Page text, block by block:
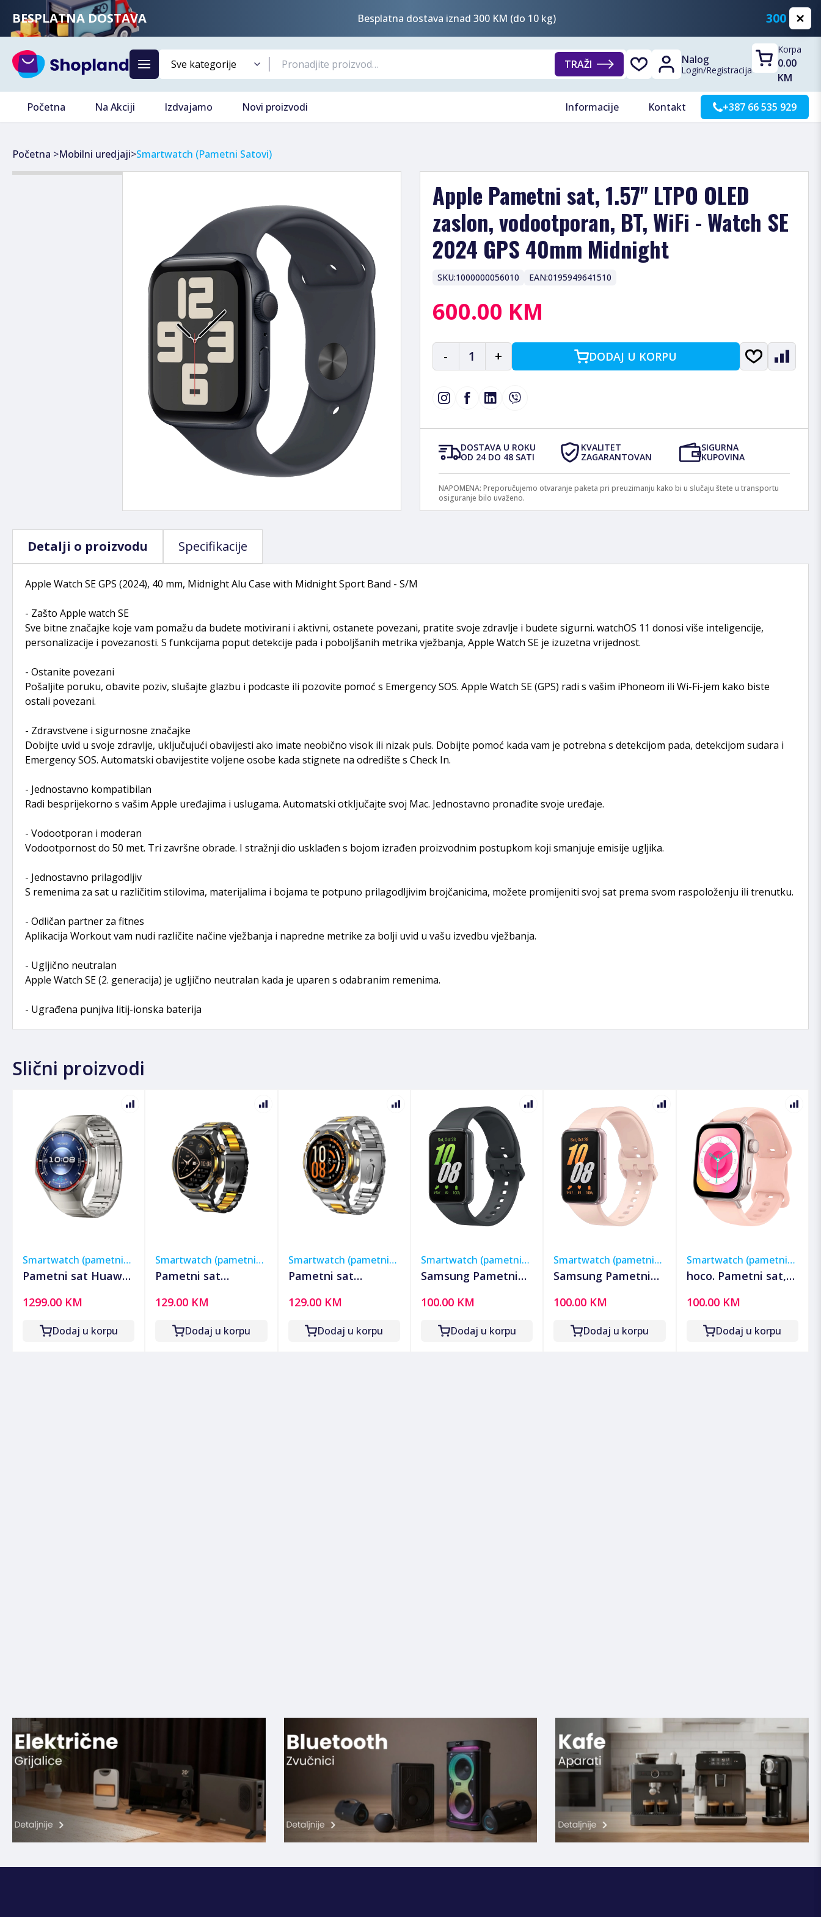
BESPLATNA DOSTAVA Besplatna dostava iznad 300 KM (do 10 kg) 300 KM
TRAŽI Nalog
Login/Registracija
Korpa
0.00
KM
Početna Na Akciji Izdvajamo Novi proizvodi Informacije Kontakt +387 66 535 929
Početna >Mobilni uredjaji>Smartwatch (pametni Satovi)
Apple Pametni sat, 1.57" LTPO OLED
zaslon, vodootporan, BT, WiFi - Watch SE
2024 GPS 40mm Midnight
SKU:1000000056010 EAN:0195949641510
600.00 KM
- 1 + DODAJ U KORPU
DOSTAVA U ROKU
OD 24 DO 48 SATI
KVALITET
ZAGARANTOVAN
SIGURNA
KUPOVINA
NAPOMENA: Preporučujemo otvaranje paketa pri preuzimanju kako bi u slučaju štete u transportu
osiguranje bilo uvaženo.
Detalji o proizvodu Specifikacije
Apple Watch SE GPS (2024), 40 mm, Midnight Alu Case with Midnight Sport Band - S/M
- Zašto Apple watch SE
Sve bitne značajke koje vam pomažu da budete motivirani i aktivni, ostanete povezani, pratite svoje zdravlje i budete sigurni. watchOS 11 donosi više inteligencije,
personalizacije i povezanosti. S funkcijama poput detekcije pada i poboljšanih metrika vježbanja, Apple Watch SE je izuzetna vrijednost.
- Ostanite povezani
Pošaljite poruku, obavite poziv, slušajte glazbu i podcaste ili pozovite pomoć s Emergency SOS. Apple Watch SE (GPS) radi s vašim iPhoneom ili Wi-Fi-jem kako biste
ostali povezani.
- Zdravstvene i sigurnosne značajke
Dobijte uvid u svoje zdravlje, uključujući obavijesti ako imate neobično visok ili nizak puls. Dobijte pomoć kada vam je potrebna s detekcijom pada, detekcijom sudara i
Emergency SOS. Automatski obavijestite voljene osobe kada stignete na odredište s Check In.
- Jednostavno kompatibilan
Radi besprijekorno s vašim Apple uređajima i uslugama. Automatski otključajte svoj Mac. Jednostavno pronađite svoje uređaje.
- Vodootporan i moderan
Vodootpornost do 50 met. Tri završne obrade. I stražnji dio usklađen s bojom izrađen proizvodnim postupkom koji smanjuje emisije ugljika.
- Jednostavno prilagodljiv
S remenima za sat u različitim stilovima, materijalima i bojama te potpuno prilagodljivim brojčanicima, možete promijeniti svoj sat prema svom raspoloženju ili trenutku.
- Odličan partner za fitnes
Aplikacija Workout vam nudi različite načine vježbanja i napredne metrike za bolji uvid u vašu izvedbu vježbanja.
- Ugljično neutralan
Apple Watch SE (2. generacija) je ugljično neutralan kada je uparen s odabranim remenima.
- Ugrađena punjiva litij-ionska baterija
Slični proizvodi
Smartwatch (pametni
satovi)
Pametni sat Huawei
46mm Titanium
1299.00 KM
Dodaj u korpu
Smartwatch (pametni
satovi)
Pametni sat
Black
129.00 KM
Dodaj u korpu
Smartwatch (pametni
satovi)
Pametni sat
Silver
129.00 KM
Dodaj u korpu
Smartwatch (pametni
satovi)
Samsung Pametni
vodootporan, WiFi,
BT, 208 mAh -
100.00 KM
Dodaj u korpu
Smartwatch (pametni
satovi)
Samsung Pametni
vodootporan, WiFi,
BT, 208 mAh -
100.00 KM
Dodaj u korpu
Smartwatch (pametni
satovi)
hoco. Pametni sat,
Bluetooth, IP67 - Y32
Pink
100.00 KM
Dodaj u korpu